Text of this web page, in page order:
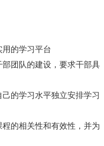
的学习平台
团队的建设，要求干部具
的学习水平独立安排学习
的相关性和有效性，并为